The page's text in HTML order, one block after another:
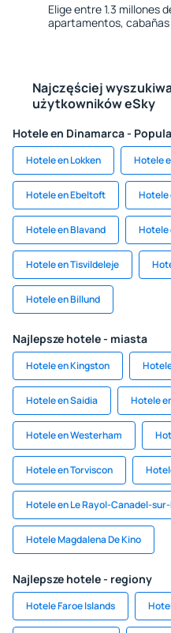
Elige entre 1.3 millones
apartamentos,
Najczęściej
użytkowników eSky
Hotele en Dinamarca -
Hotele en Lokken Hotele
Hotele en Ebeltoft Hotele
Hotele en Blavand Hotele
Hotele en Tisvildeleje
Hotele en Billund
Najlepsze hotele - miasta
Hotele en Kingston
Hotele en Saidia Hotele
Hotele en Westerham
Hotele en Torviscon
Hotele en Le Rayol-Canadel-
Hotele Magdalena De Kino
Najlepsze hotele - regiony
Hotele Faroe Islands